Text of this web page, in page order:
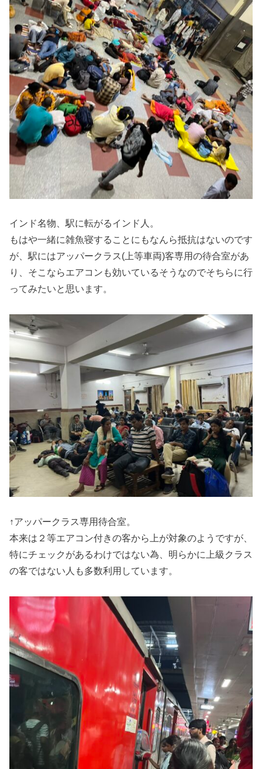
インド名物、駅に転がるインド人。
もはや一緒に雑魚寝することにもなんら抵抗はないのです
が、駅にはアッパークラス(上等車両)客専用の待合室があ
り、そこならエアコンも効いているそうなのでそちらに行
ってみたいと思います。
↑アッパークラス専用待合室。
本来は２等エアコン付きの客から上が対象のようですが、
特にチェックがあるわけではない為、明らかに上級クラス
の客ではない人も多数利用しています。